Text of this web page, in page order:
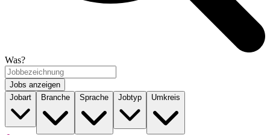
Was?
Jobs anzeigen
Jobart
Branche Sprache Jobtyp Umkreis